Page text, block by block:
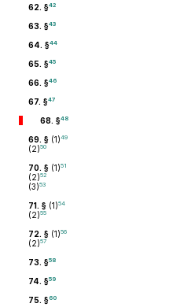
62. §42
63. §43
64. §44
65. §45
66. §46
67. §47
68. §48
69. § (1)49
(2)50
70. § (1)51
(2)52
(3)53
71. § (1)54
(2)55
72. § (1)56
(2)57
73. §58
74. §59
75. §60